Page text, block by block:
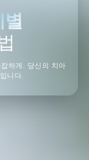
하게. 당신의 치아
니다.